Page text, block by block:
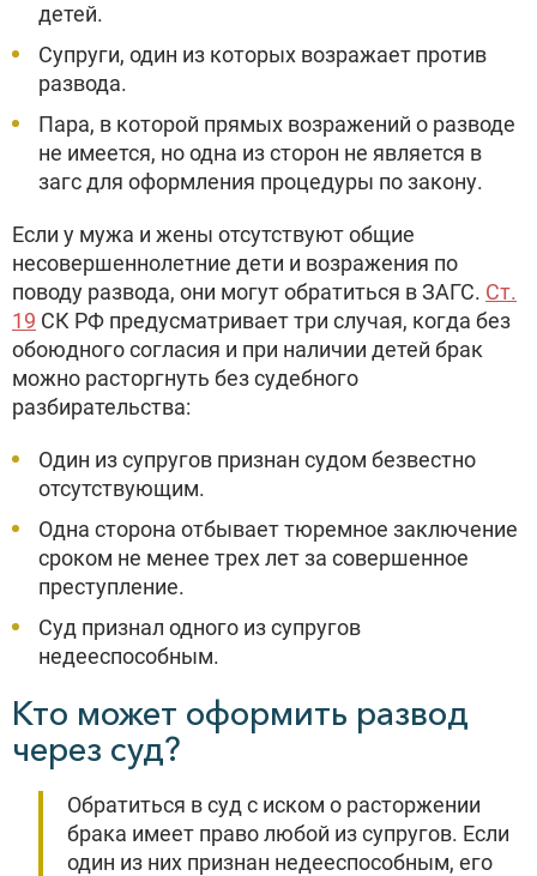
детей.
Супруги, один из которых возражает против
развода.
Пара, в которой прямых возражений о разводе
не имеется, но одна из сторон не является в
загс для оформления процедуры по закону.
Если у мужа и жены отсутствуют общие
несовершеннолетние дети и возражения по
поводу развода, они могут обратиться в ЗАГС. Ст.
19 СК РФ предусматривает три случая, когда без
обоюдного согласия и при наличии детей брак
можно расторгнуть без судебного
разбирательства:
Один из супругов признан судом безвестно
отсутствующим.
Одна сторона отбывает тюремное заключение
сроком не менее трех лет за совершенное
преступление.
Суд признал одного из супругов
недееспособным.
Кто может оформить развод
через суд?
Обратиться в суд с иском о расторжении
брака имеет право любой из супругов. Если
один из них признан недееспособным, его